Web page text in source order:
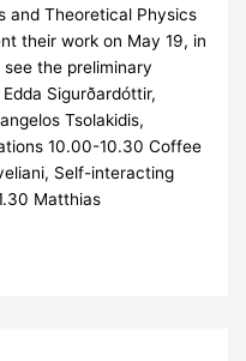
and Theoretical Physics
their work on May 19, in
the preliminary
Sigurðardóttir,
Tsolakidis,
10.00-10.30 Coffee
Self-interacting
Matthias